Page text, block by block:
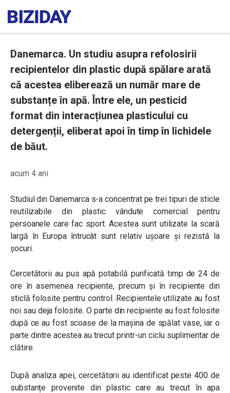
Danemarca. Un studiu asupra refolosirii
recipientelor din plastic după spălare arată
că acestea eliberează un număr mare de
substanțe în apă. Între ele, un pesticid
format din interacțiunea plasticului cu
detergenții, eliberat apoi în timp în lichidele
de băut.
acum 4 ani
Studiul din Danemarca s-a concentrat pe trei tipuri de sticle
reutilizabile din plastic vândute comercial pentru
persoanele care fac sport. Acestea sunt utilizate la scară
largă în Europa întrucât sunt relativ ușoare și rezistă la
șocuri.
Cercetătorii au pus apă potabilă purificată timp de 24 de
ore în asemenea recipiente, precum și în recipiente din
sticlă folosite pentru control. Recipientele utilizate au fost
noi sau deja folosite. O parte din recipiente au fost folosite
după ce au fost scoase de la mașina de spălat vase, iar o
parte dintre acestea au trecut printr-un ciclu suplimentar de
clătire.
După analiza apei, cercetătorii au identificat peste 400 de
substanțe provenite din plastic care au trecut în apa